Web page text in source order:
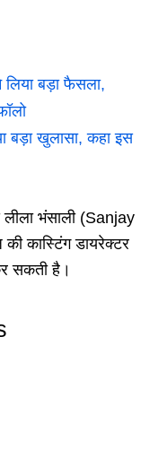
बड़ा फैसला,
बड़ा खुलासा, कहा इस
भंसाली (Sanjay
कास्टिंग डायरेक्टर
सकती है।